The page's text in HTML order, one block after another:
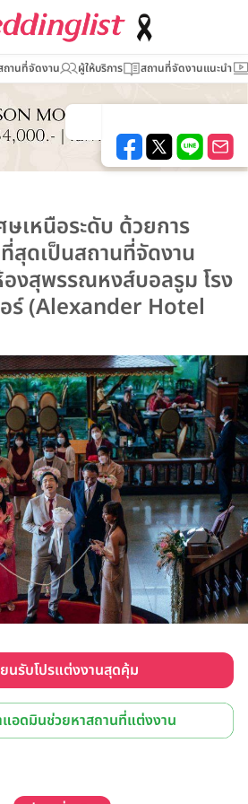
ถานที่จัดงาน ผู้ให้บริการ สถานที่จัดงานแนะนำ
เหนือระดับ ด้วยการ
สุดเป็นสถานที่จัดงาน
งสุพรรณหงส์บอลรูม โรง
อร์ (Alexander Hotel
นรับโปรแต่งงานสุดคุ้ม
อดมินช่วยหาสถานที่แต่งงาน